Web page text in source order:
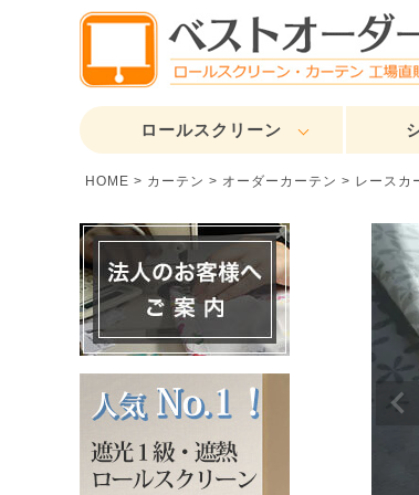
ロールスクリーン
HOME カーテン オーダーカーテン レースカ